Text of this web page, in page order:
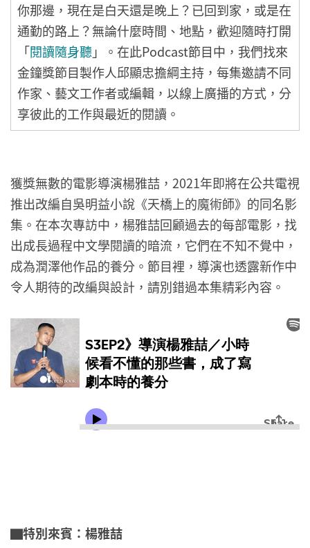
你那邊，現在是白天還是晚上？已回到家，或是在
通勤的路上？無論什麼時間、地點，歡迎隨時打開
「閱讀隨身聽」。在此Podcast節目中，我們找來
金鐘獎節目製作人邱顯忠擔綱主持，每集邀請不同
作家、藝文工作者或編輯，以線上廣播的方式，分
享彼此的工作與最近的閱讀。
獲獎無數的電影導演楊雅喆，2021年即將在公共電視
推出改編自吳明益小說《天橋上的魔術師》的同名影
集。在本次專訪中，楊雅喆回顧過去的每部電影，找
出成長過程中文學閱讀的暗流，它們在不知不覺中，
成為潤澤他作品的養分。節目裡，導演也透露新作中
令人期待的改編與設計，請別錯過本集精彩內容。
▇特別來賓：楊雅喆